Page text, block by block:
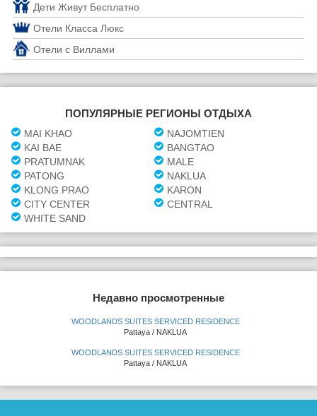
Дети Живут Бесплатно
Отели Класса Люкс
Отели с Виллами
ПОПУЛЯРНЫЕ РЕГИОНЫ ОТДЫХА
MAI KHAO
NAJOMTIEN
KAI BAE
BANGTAO
PRATUMNAK
MALE
PATONG
NAKLUA
KLONG PRAO
KARON
CITY CENTER
CENTRAL
WHITE SAND
Недавно просмотренные
WOODLANDS SUITES SERVICED RESIDENCE
Pattaya / NAKLUA
WOODLANDS SUITES SERVICED RESIDENCE
Pattaya / NAKLUA